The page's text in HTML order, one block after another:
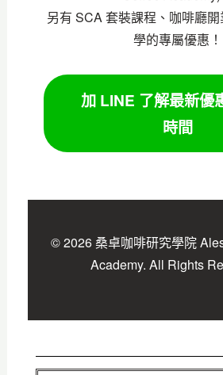
另有 SCA 套裝課程、咖啡廳
學的專屬優惠！
加 LINE 了解最新優
時間
© 2026 桑卓咖啡研究學院
Academy. All Rights